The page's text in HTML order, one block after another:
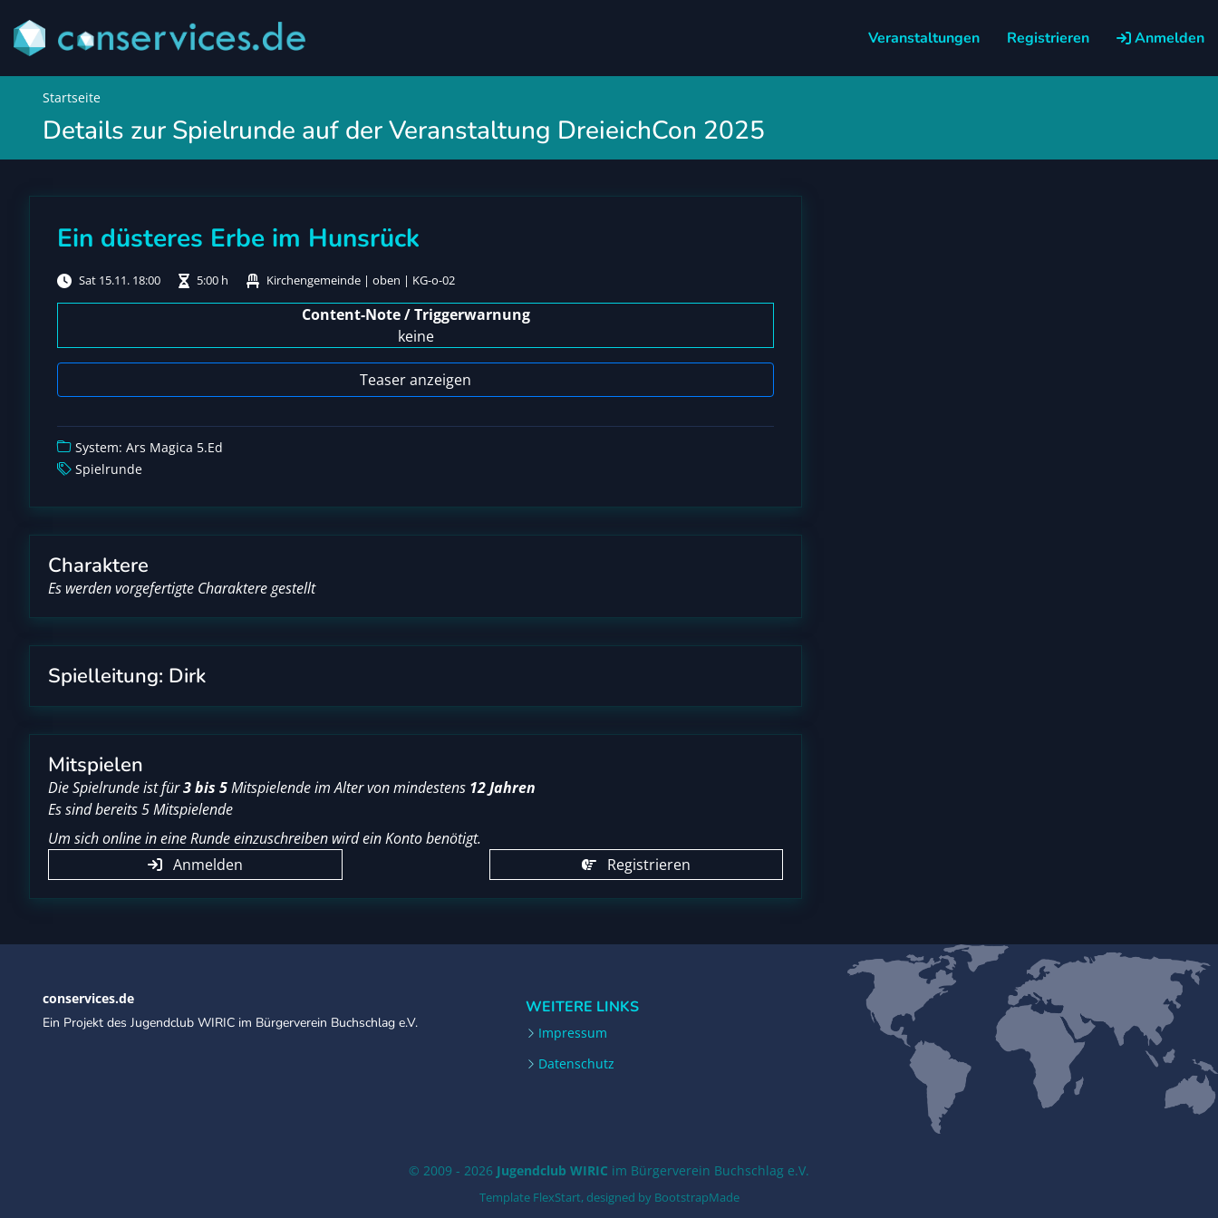
Veranstaltungen Registrieren Anmelden
Startseite
Details zur Spielrunde auf der Veranstaltung DreieichCon 2025
Ein düsteres Erbe im Hunsrück
Sat 15.11. 18:00 5:00 h Kirchengemeinde | oben | KG-o-02
Content-Note / Triggerwarnung
keine
Teaser anzeigen
System: Ars Magica 5.Ed
Spielrunde
Charaktere
Es werden vorgefertigte Charaktere gestellt
Spielleitung: Dirk
Mitspielen
Die Spielrunde ist für3 bis 5Mitspielende im Alter von mindestens 12 Jahren
Es sind bereits 5 Mitspielende
Um sich online in eine Runde einzuschreiben wird ein Konto benötigt.
Anmelden
Registrieren
conservices.de
Ein Projekt des Jugendclub WIRIC im Bürgerverein Buchschlag e.V.
WEITERE LINKS
Impressum
Datenschutz
© 2009 - 2026 Jugendclub WIRIC im Bürgerverein Buchschlag e.V.
Template FlexStart, designed by BootstrapMade